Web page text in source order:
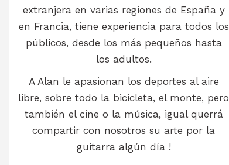
extranjera en varias regiones de España y
en Francia, tiene experiencia para todos los
públicos, desde los más pequeños hasta
los adultos.
A Alan le apasionan los deportes al aire
libre, sobre todo la bicicleta, el monte, pero
también el cine o la música, igual querrá
compartir con nosotros su arte por la
guitarra algún día !